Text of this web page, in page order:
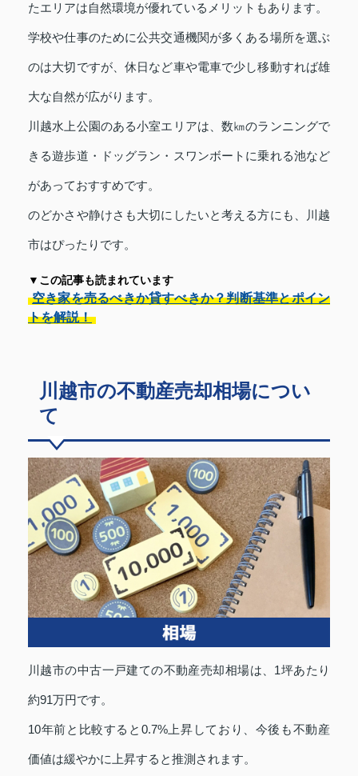
たエリアは自然環境が優れているメリットもあります。
学校や仕事のために公共交通機関が多くある場所を選ぶ
のは大切ですが、休日など車や電車で少し移動すれば雄
大な自然が広がります。
川越水上公園のある小室エリアは、数㎞のランニングで
きる遊歩道・ドッグラン・スワンボートに乗れる池など
があっておすすめです。
のどかさや静けさも大切にしたいと考える方にも、川越
市はぴったりです。
▼この記事も読まれています
空き家を売るべきか貸すべきか？判断基準とポイン
トを解説！
川越市の不動産売却相場につい
て
川越市の中古一戸建ての不動産売却相場は、1坪あたり
約91万円です。
10年前と比較すると0.7%上昇しており、今後も不動産
価値は緩やかに上昇すると推測されます。